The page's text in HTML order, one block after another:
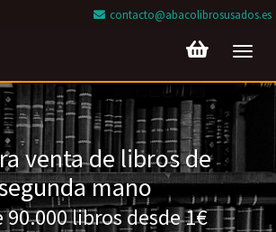
contacto@abacolibrosusados.es
venta de libros de
mano
90.000 libros desde 1€